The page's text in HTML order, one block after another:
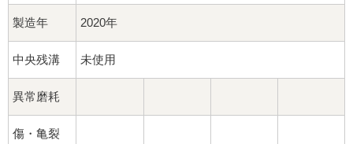
持ち込み交換工賃
製造年 2020年
中央残溝 未使用
異常磨耗
傷・亀裂